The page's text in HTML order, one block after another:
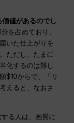
値があるのでし
を占めており、
いた仕上がりを
ただし、たまに
化するのは難し
$10からで、「リ
えると、なおさ
る人は、画質に